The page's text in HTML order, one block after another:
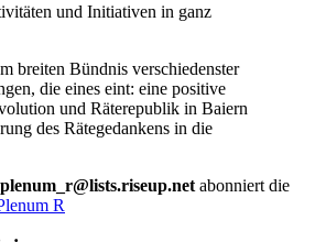
und Initiativen in ganz
breiten Bündnis verschiedenster
die eines eint: eine positive
und Räterepublik in Baiern
des Rätegedankens in die
abonniert die
R